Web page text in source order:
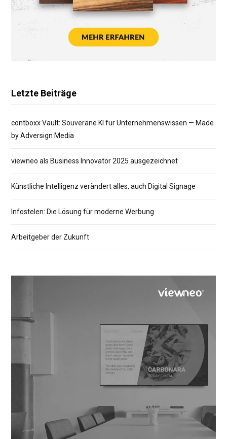
Letzte Beiträge
contboxx Vault: Souveräne KI für Unternehmenswissen — Made
by Adversign Media
viewneo als Business Innovator 2025 ausgezeichnet
Künstliche Intelligenz verändert alles, auch Digital Signage
Infostelen: Die Lösung für moderne Werbung
Arbeitgeber der Zukunft